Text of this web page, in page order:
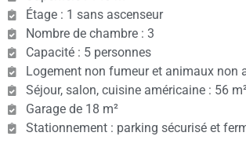
Étage : 1 sans ascenseur
Nombre de chambre : 3
Capacité : 5 personnes
Logement non fumeur et animaux non
Séjour, salon, cuisine américaine : 56
Garage de 18 m²
Stationnement : parking sécurisé et